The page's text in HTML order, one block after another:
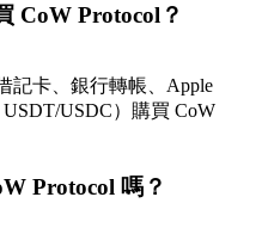
CoW Protocol？
記卡、銀行轉帳、Apple
USDC）購買 CoW
Protocol 嗎？